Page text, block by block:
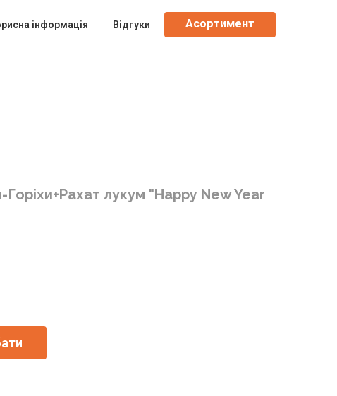
інформація Відгуки Асортимент
лукум "Happy New Year